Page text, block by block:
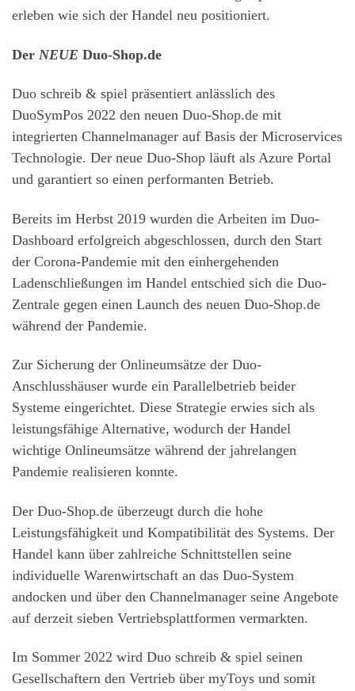
erleben wie sich der Handel neu positioniert.
Der NEUE Duo-Shop.de
Duo schreib & spiel präsentiert anlässlich des
DuoSymPos 2022 den neuen Duo-Shop.de mit
integrierten Channelmanager auf Basis der Microservices
Technologie. Der neue Duo-Shop läuft als Azure Portal
und garantiert so einen performanten Betrieb.
Bereits im Herbst 2019 wurden die Arbeiten im Duo-
Dashboard erfolgreich abgeschlossen, durch den Start
der Corona-Pandemie mit den einhergehenden
Ladenschließungen im Handel entschied sich die Duo-
Zentrale gegen einen Launch des neuen Duo-Shop.de
während der Pandemie.
Zur Sicherung der Onlineumsätze der Duo-
Anschlusshäuser wurde ein Parallelbetrieb beider
Systeme eingerichtet. Diese Strategie erwies sich als
leistungsfähige Alternative, wodurch der Handel
wichtige Onlineumsätze während der jahrelangen
Pandemie realisieren konnte.
Der Duo-Shop.de überzeugt durch die hohe
Leistungsfähigkeit und Kompatibilität des Systems. Der
Handel kann über zahlreiche Schnittstellen seine
individuelle Warenwirtschaft an das Duo-System
andocken und über den Channelmanager seine Angebote
auf derzeit sieben Vertriebsplattformen vermarkten.
Im Sommer 2022 wird Duo schreib & spiel seinen
Gesellschaftern den Vertrieb über myToys und somit